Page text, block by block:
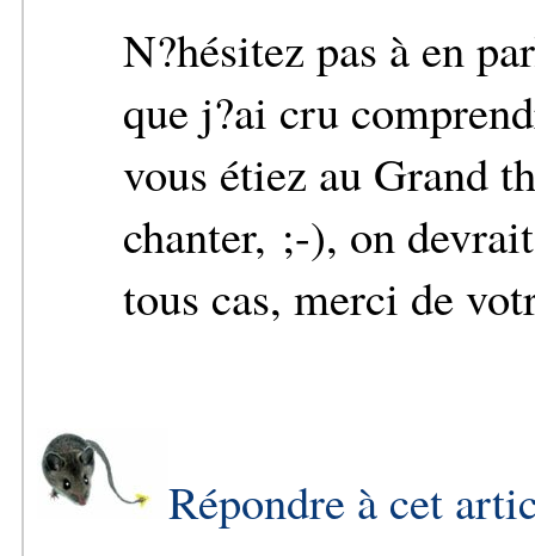
N?hésitez pas à en
que j?ai cru
vous étiez au Grand
chanter, ;-), on
tous cas, merci de
Répondre à cet